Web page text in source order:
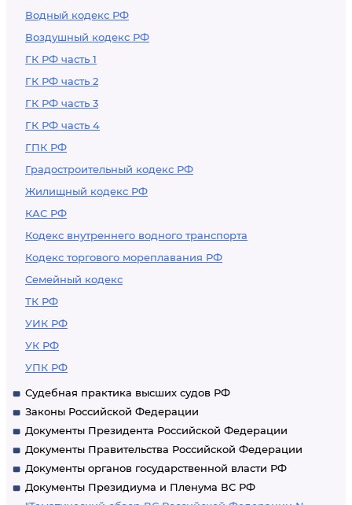
Водный кодекс РФ
Воздушный кодекс РФ
ГК РФ часть 1
ГК РФ часть 2
ГК РФ часть 3
ГК РФ часть 4
ГПК РФ
Градостроительный кодекс РФ
Жилищный кодекс РФ
КАС РФ
Кодекс внутреннего водного транспорта
Кодекс торгового мореплавания РФ
Семейный кодекс
ТК РФ
УИК РФ
УК РФ
УПК РФ
Судебная практика высших судов РФ
Законы Российской Федерации
Документы Президента Российской Федерации
Документы Правительства Российской Федерации
Документы органов государственной власти РФ
Документы Президиума и Пленума ВС РФ